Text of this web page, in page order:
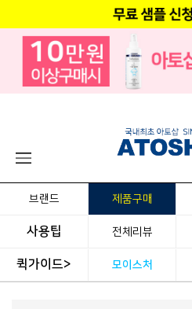
브랜드 제품구매
사용팁 전체리뷰
퀵가이드> 모이스처